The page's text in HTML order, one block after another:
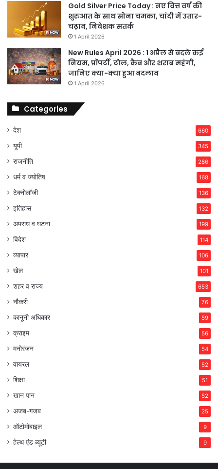
Gold Silver Price Today : नए वित्त वर्ष की
शुरुआत के साथ सोना चमका, चांदी में उतार-
चढ़ाव, निवेशक सतर्क
1 April 2026
New Rules April 2026 : 1 अप्रैल से बदले कई
नियम, प्रॉपर्टी, टोल, कैब और शराब महंगी,
जानिए क्या-क्या हुआ बदलाव
1 April 2026
Categories
देश 660
यूपी 345
राजनीति 286
धर्म व ज्योतिष 168
टेक्नोलॉजी 136
इतिहास 132
अपराध व घटना 199
विदेश 114
व्यापार 106
खेल 101
शहर व राज्य 653
नौकरी 76
कानूनी अधिकार 59
क्राइम 56
मनोरंजन 54
वायरल 52
शिक्षा 51
खान पान 52
अजब-गजब 25
ऑटोमोबाइल 9
हेल्थ एंड ब्यूटी 9